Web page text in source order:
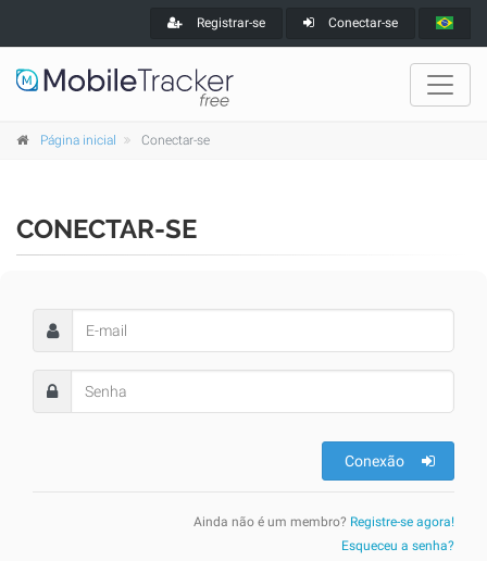
Registrar-se Conectar-se
Página inicial Conectar-se
CONECTAR-SE
Conexão
Ainda não é um membro? Registre-se agora!
Esqueceu a senha?